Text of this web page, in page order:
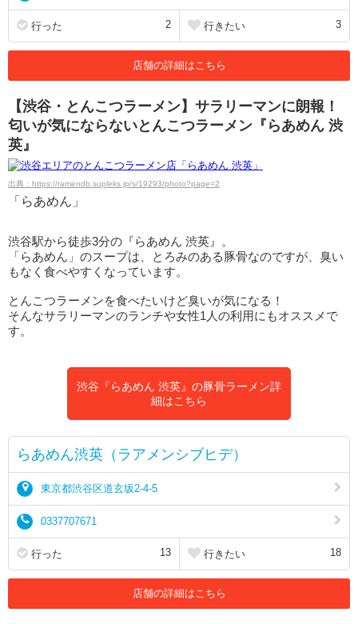
行った 2 行きたい 3
店舗の詳細はこちら
【渋谷・とんこつラーメン】サラリーマンに朗報！
匂いが気にならないとんこつラーメン『らあめん 渋
英』
出典：https://ramendb.supleks.jp/s/19293/photo?page=2
「らあめん」
渋谷駅から徒歩3分の『らあめん 渋英』。
「らあめん」のスープは、とろみのある豚骨なのですが、臭い
もなく食べやすくなっています。
とんこつラーメンを食べたいけど臭いが気になる！
そんなサラリーマンのランチや女性1人の利用にもオススメで
す。
渋谷『らあめん 渋英』の豚骨ラーメン詳
細はこちら
らあめん渋英（ラアメンシブヒデ）
東京都渋谷区道玄坂2-4-5
0337707671
行った 13 行きたい 18
店舗の詳細はこちら